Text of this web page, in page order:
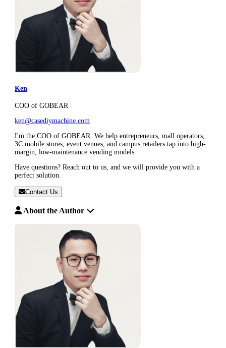
Ken
COO of GOBEAR
ken@casediymachine.com
I'm the COO of GOBEAR. We help entrepreneurs, mall operators,
3C mobile stores, event venues, and campus retailers tap into high-
margin, low-maintenance vending models.
Have questions? Reach out to us, and we will provide you with a
perfect solution.
Contact Us
About the Author